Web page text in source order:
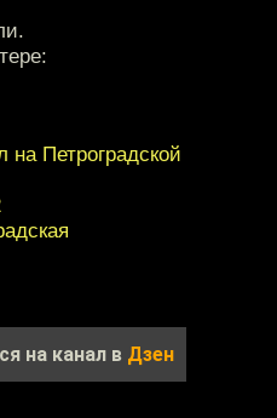
Петроградской
на канал в Дзен